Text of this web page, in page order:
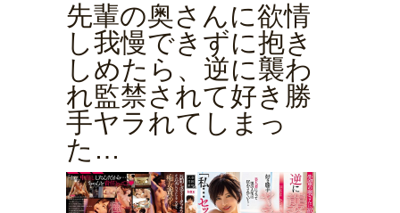
先輩の奥さんに欲情
し我慢できずに抱き
しめたら、逆に襲わ
れ監禁されて好き勝
手ヤラれてしまっ
た…